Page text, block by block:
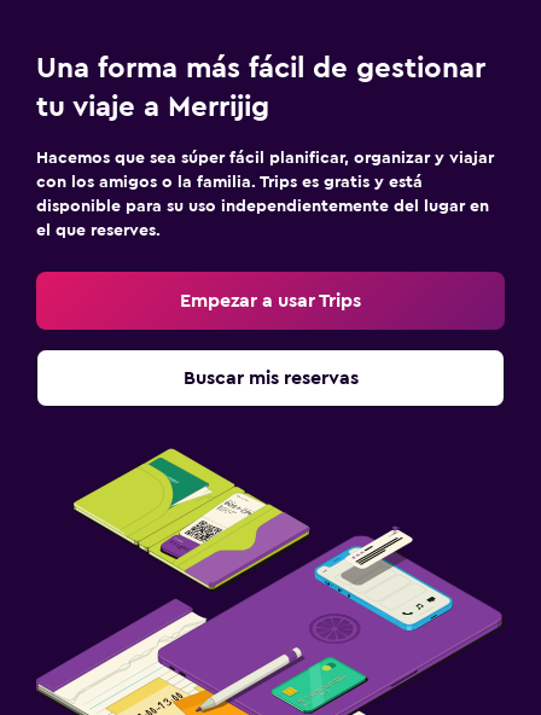
Una forma más fácil de gestionar
tu viaje a Merrijig
Hacemos que sea súper fácil planificar, organizar y viajar
con los amigos o la familia. Trips es gratis y está
disponible para su uso independientemente del lugar en
el que reserves.
Empezar a usar Trips
Buscar mis reservas